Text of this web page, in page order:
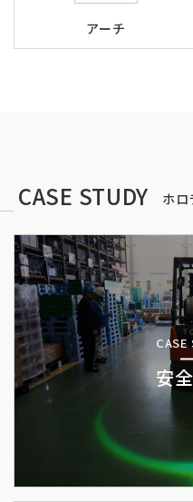
アーチ
CASE STUDY ホロ
CASE
安